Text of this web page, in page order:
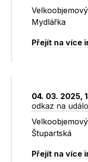
Mydlářka
Přejít na více
04. 03. 2025,
odkaz na
Štupartská
Přejít na více